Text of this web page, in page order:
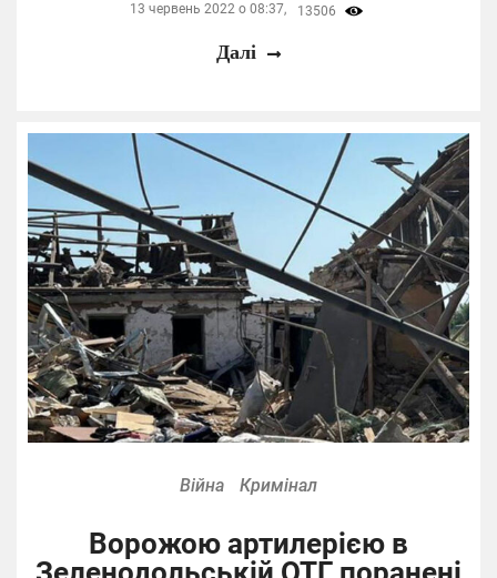
13 червень 2022 о 08:37, 13506
Далі
Війна Кримінал
Ворожою артилерією в